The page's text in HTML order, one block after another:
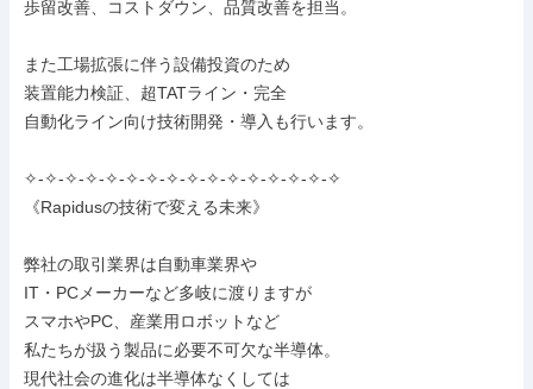
歩留改善、コストダウン、品質改善を担当。
また工場拡張に伴う設備投資のため
装置能力検証、超TATライン・完全
自動化ライン向け技術開発・導入も行います。
✧-✧-✧-✧-✧-✧-✧-✧-✧-✧-✧-✧-✧-✧-✧-✧
《Rapidusの技術で変える未来》
弊社の取引業界は自動車業界や
IT・PCメーカーなど多岐に渡りますが
スマホやPC、産業用ロボットなど
私たちが扱う製品に必要不可欠な半導体。
現代社会の進化は半導体なくしては